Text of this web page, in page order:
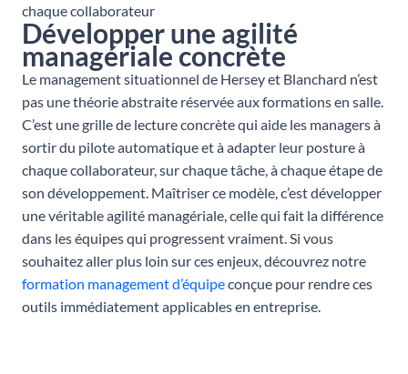
chaque collaborateur
Développer une agilité
managériale concrète
Le management situationnel de Hersey et Blanchard n’est
pas une théorie abstraite réservée aux formations en salle.
C’est une grille de lecture concrète qui aide les managers à
sortir du pilote automatique et à adapter leur posture à
chaque collaborateur, sur chaque tâche, à chaque étape de
son développement. Maîtriser ce modèle, c’est développer
une véritable agilité managériale, celle qui fait la différence
dans les équipes qui progressent vraiment. Si vous
souhaitez aller plus loin sur ces enjeux, découvrez notre
formation management d’équipeconçue pour rendre ces
outils immédiatement applicables en entreprise.